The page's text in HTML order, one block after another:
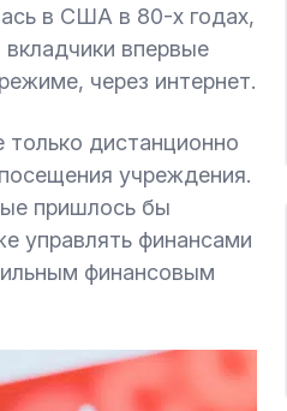
в США в 80-х годах,
впервые
через интернет.
только дистанционно
учреждения.
пришлось бы
управлять финансами
финансовым